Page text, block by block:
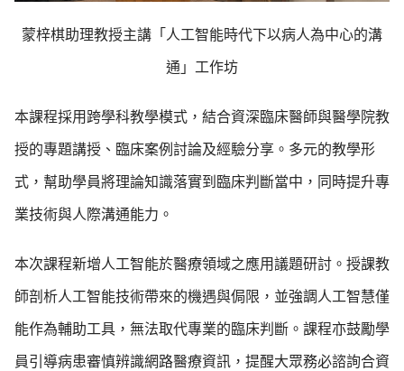
蒙梓棋助理教授主講「人工智能時代下以病人為中心的溝
通」工作坊
本課程採用跨學科教學模式，結合資深臨床醫師與醫學院教
授的專題講授、臨床案例討論及經驗分享。多元的教學形
式，幫助學員將理論知識落實到臨床判斷當中，同時提升專
業技術與人際溝通能力。
本次課程新增人工智能於醫療領域之應用議題研討。授課教
師剖析人工智能技術帶來的機遇與侷限，並強調人工智慧僅
能作為輔助工具，無法取代專業的臨床判斷。課程亦鼓勵學
員引導病患審慎辨識網路醫療資訊，提醒大眾務必諮詢合資